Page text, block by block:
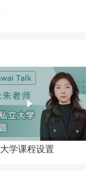
学课程设置